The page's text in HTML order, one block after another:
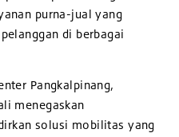
purna-jual yang
di berbagai
Pangkalpinang,
menegaskan
solusi mobilitas yang